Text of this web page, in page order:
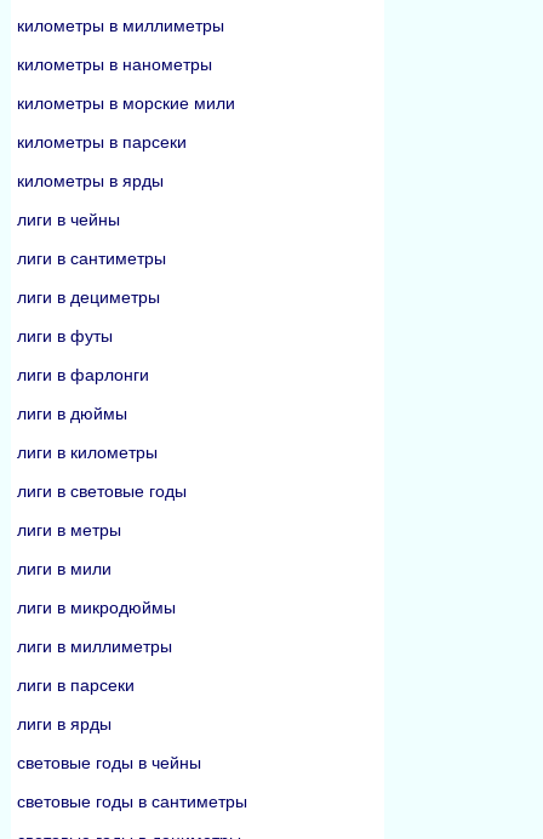
километры в миллиметры
километры в нанометры
километры в морские мили
километры в парсеки
километры в ярды
лиги в чейны
лиги в сантиметры
лиги в дециметры
лиги в футы
лиги в фарлонги
лиги в дюймы
лиги в километры
лиги в световые годы
лиги в метры
лиги в мили
лиги в микродюймы
лиги в миллиметры
лиги в парсеки
лиги в ярды
световые годы в чейны
световые годы в сантиметры